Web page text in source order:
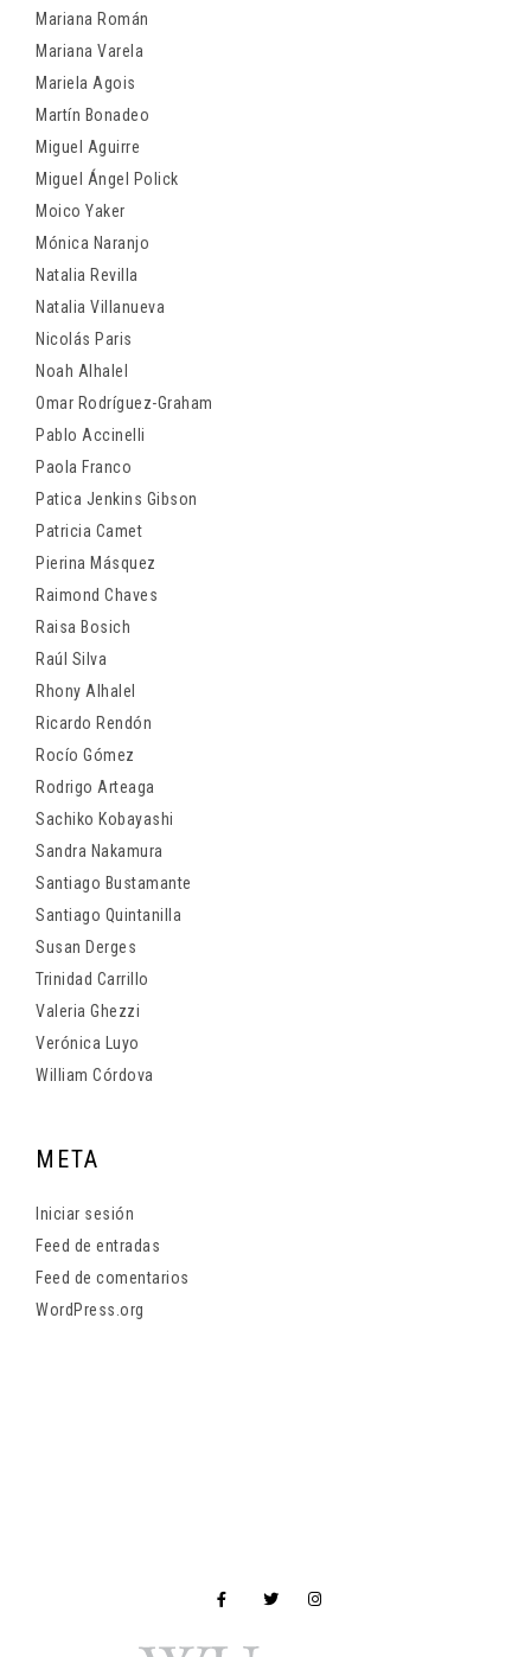
Mariana Román
Mariana Varela
Mariela Agois
Martín Bonadeo
Miguel Aguirre
Miguel Ángel Polick
Moico Yaker
Mónica Naranjo
Natalia Revilla
Natalia Villanueva
Nicolás Paris
Noah Alhalel
Omar Rodríguez-Graham
Pablo Accinelli
Paola Franco
Patica Jenkins Gibson
Patricia Camet
Pierina Másquez
Raimond Chaves
Raisa Bosich
Raúl Silva
Rhony Alhalel
Ricardo Rendón
Rocío Gómez
Rodrigo Arteaga
Sachiko Kobayashi
Sandra Nakamura
Santiago Bustamante
Santiago Quintanilla
Susan Derges
Trinidad Carrillo
Valeria Ghezzi
Verónica Luyo
William Córdova
META
Iniciar sesión
Feed de entradas
Feed de comentarios
WordPress.org